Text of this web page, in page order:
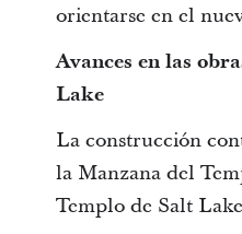
orientarse en el
Avances en las
Lake
La construcción
la Manzana del
Templo de Salt